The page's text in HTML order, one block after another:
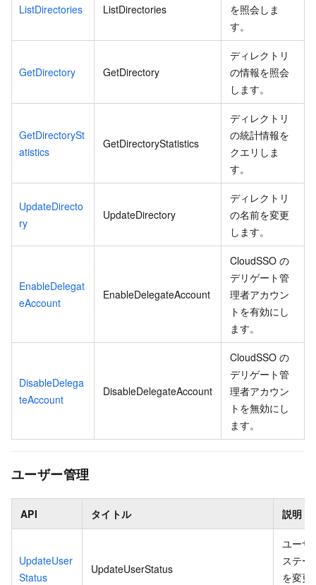
ListDirectories ListDirectories
を照会しま
す。
GetDirectory GetDirectory
ディレクトリ
の情報を照会
します。
GetDirectorySt
atistics
GetDirectoryStatistics
ディレクトリ
の統計情報を
クエリしま
す。
UpdateDirecto
ry
UpdateDirectory
ディレクトリ
の名前を変更
します。
EnableDelegat
eAccount
EnableDelegateAccount
CloudSSO の
デリゲート管
理者アカウン
トを有効にし
ます。
DisableDelega
teAccount
DisableDelegateAccount
CloudSSO の
デリゲート管
理者アカウン
トを無効にし
ます。
ユーザー管理
API タイトル 説明
UpdateUser
Status
UpdateUserStatus
ユーザ
ステー
を変更